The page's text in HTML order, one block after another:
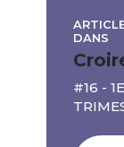
DANS
#16 - 1E